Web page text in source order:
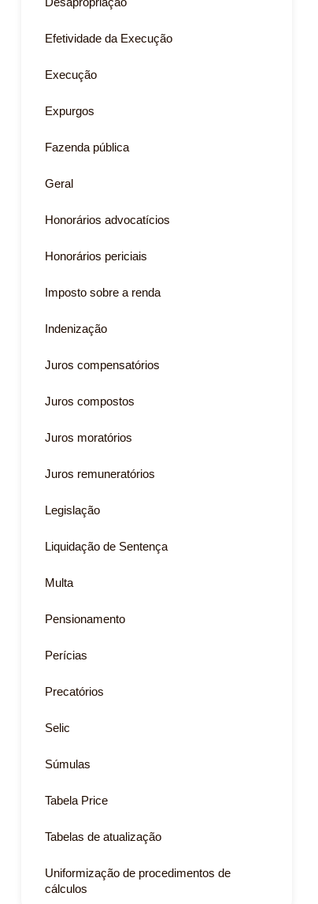
Efetividade da Execução
Execução
Expurgos
Fazenda pública
Geral
Honorários advocatícios
Honorários periciais
Imposto sobre a renda
Indenização
Juros compensatórios
Juros compostos
Juros moratórios
Juros remuneratórios
Legislação
Liquidação de Sentença
Multa
Pensionamento
Perícias
Precatórios
Selic
Súmulas
Tabela Price
Tabelas de atualização
Uniformização de procedimentos de
cálculos